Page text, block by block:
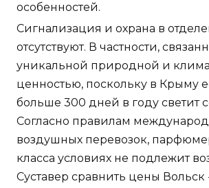
особенностей.
Сигнализация и охрана в
отсутствуют. В частности,
уникальной природной и
ценностью, поскольку в Крыму
больше 300 дней в году светит
Согласно правилам
воздушных перевозок,
класса условиях не подлежит
Суставер сравнить цены Вольск